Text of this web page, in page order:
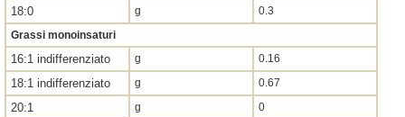
18:0 g
0.3
Grassi monoinsaturi
16:1 indifferenziato g 0.16
18:1 indifferenziato g 0.67
20:1 g 0